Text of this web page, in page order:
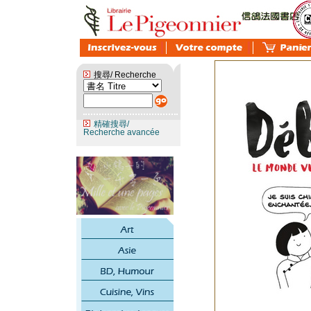
搜尋/ Recherche
精確搜尋/
Recherche avancée